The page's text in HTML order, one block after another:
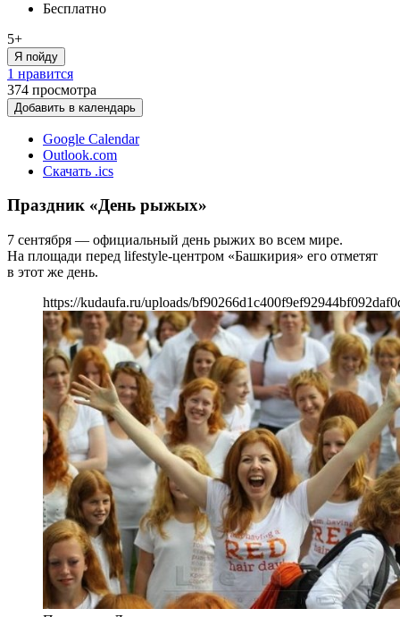
Бесплатно
5+
Я пойду
1 нравится
374 просмотра
Добавить в календарь
Google Calendar
Outlook.com
Скачать .ics
Праздник «День рыжых»
7 сентября — официальный день рыжих во всем мире.
На площади перед lifestyle-центром «Башкирия» его отметят
в этот же день.
https://kudaufa.ru/uploads/